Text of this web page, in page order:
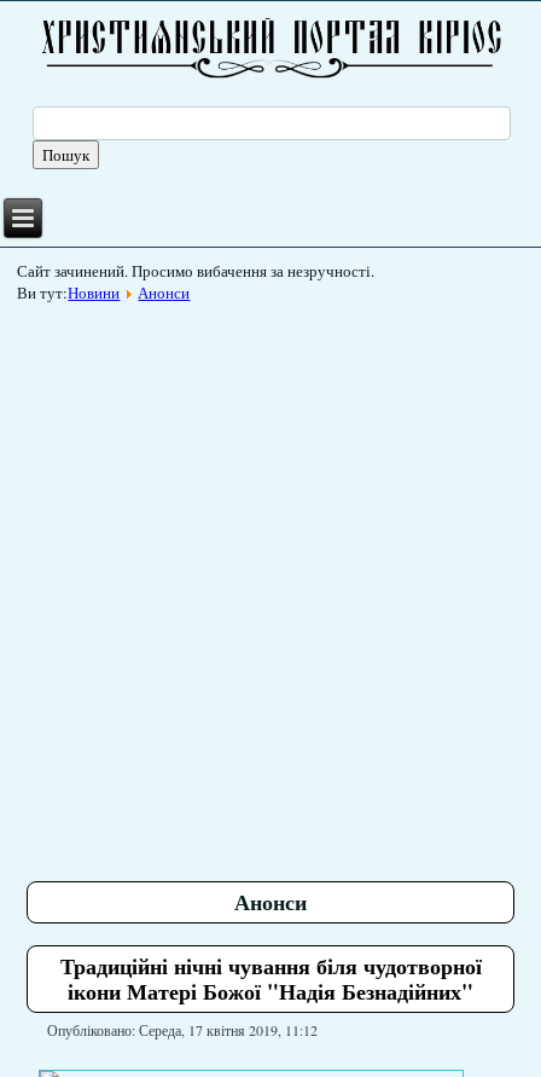
Сайт зачинений. Просимо вибачення за незручності.
Ви тут:Новини Анонси
Анонси
Традиційні нічні чування біля чудотворної
ікони Матері Божої "Надія Безнадійних"
Опубліковано: Середа, 17 квітня 2019, 11:12